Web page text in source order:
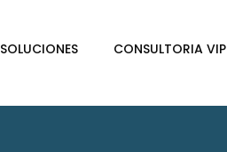
SOLUCIONES CONSULTORIA VIP